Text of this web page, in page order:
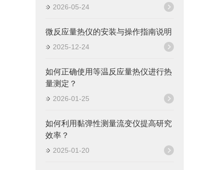
2026-05-24
微反应量热仪的安装与操作指南说明
2025-12-24
如何正确使用等温反应量热仪进行热
量测定？
2026-01-25
如何利用黏弹性测量流变仪提高研究
效率？
2025-01-20